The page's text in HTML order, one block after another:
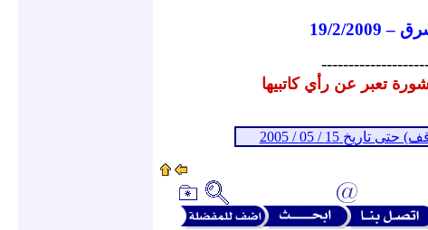
2/2009
تعبر عن رأي كاتبيها
تاريخ 15 / 05 / 2005